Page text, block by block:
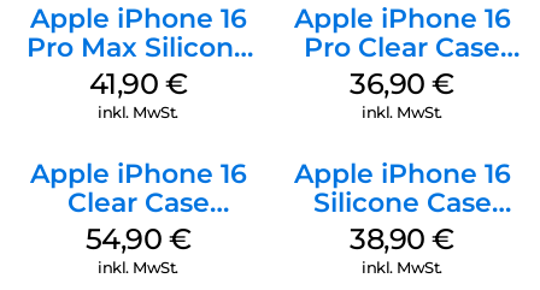
Apple iPhone 16
Pro Max Silicone
Case MagSafe
Ultramarine
41,90 €
inkl. MwSt.
Apple iPhone 16
Pro Clear Case
MagSafe
Transparent
36,90€
inkl. MwSt.
Apple iPhone 16
Clear Case
MagSafe
Transparent
54,90 €
inkl. MwSt.
Apple iPhone 16
Silicone Case
MagSafe
Ultramarine
38,90€
inkl. MwSt.